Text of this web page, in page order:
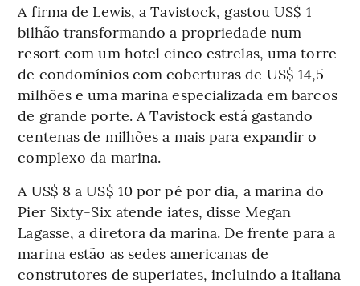
A firma de Lewis, a Tavistock, gastou US$ 1
bilhão transformando a propriedade num
resort com um hotel cinco estrelas, uma torre
de condomínios com coberturas de US$ 14,5
milhões e uma marina especializada em barcos
de grande porte. A Tavistock está gastando
centenas de milhões a mais para expandir o
complexo da marina.
A US$ 8 a US$ 10 por pé por dia, a marina do
Pier Sixty-Six atende iates, disse Megan
Lagasse, a diretora da marina. De frente para a
marina estão as sedes americanas de
construtores de superiates, incluindo a italiana